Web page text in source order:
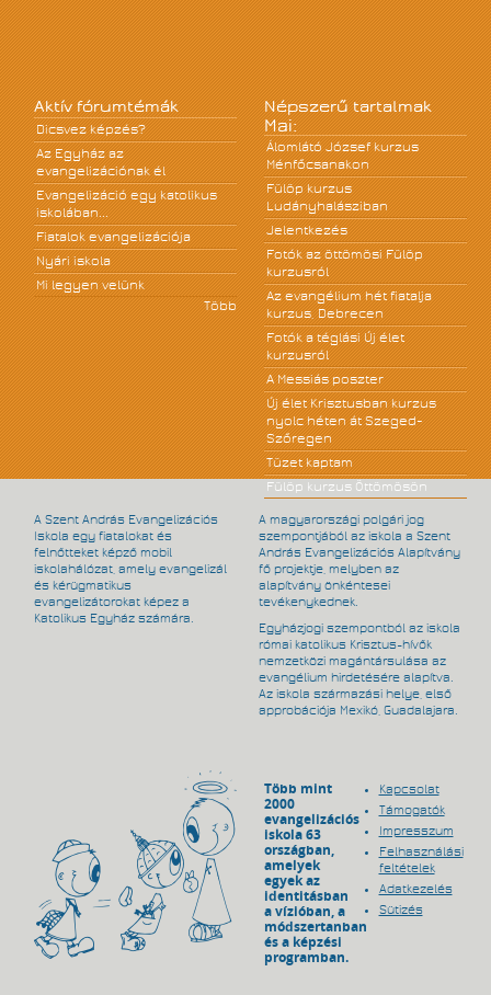
Aktív fórumtémák
Dicsvez képzés?
Az Egyház az
evangelizációnak él
Evangelizáció egy katolikus
iskolában...
Fiatalok evangelizációja
Nyári iskola
Mi legyen velünk
Több
Népszerű tartalmak
Mai:
Álomlátó József kurzus
Ménfőcsanakon
Fülöp kurzus
Ludányhalásziban
Jelentkezés
Fotók az öttömösi Fülöp
kurzusról
Az evangélium hét fiatalja
kurzus, Debrecen
Fotók a téglási Új élet
kurzusról
A Messiás poszter
Új élet Krisztusban kurzus
nyolc héten át Szeged-
Szőregen
Tüzet kaptam
Fülöp kurzus Öttömösön
A Szent András Evangelizációs
Iskola egy fiatalokat és
felnőtteket képző mobil
iskolahálózat, amely evangelizál
és kérügmatikus
evangelizátorokat képez a
Katolikus Egyház számára.
A magyarországi polgári jog
szempontjából az iskola a Szent
András Evangelizációs Alapítvány
fő projektje, melyben az
alapítvány önkéntesei
tevékenykednek.
Egyházjogi szempontból az iskola
római katolikus Krisztus-hívők
nemzetközi magántársulása az
evangélium hirdetésére alapítva.
Az iskola származási helye, első
approbációja Mexikó, Guadalajara.
Több mint
2000
evangelizációs
iskola 63
országban,
amelyek
egyek az
identitásban
a vízióban, a
módszertanban
és a képzési
programban.
Kapcsolat
Támogatók
Impresszum
Felhasználási
feltételek
Adatkezelés
Sütizés